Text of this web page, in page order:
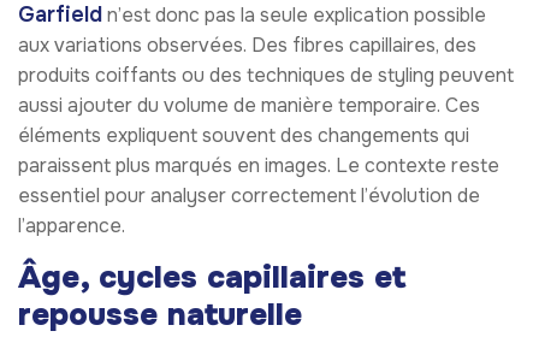
Garfieldn’est donc pas la seule explication possible
aux variations observées. Des fibres capillaires, des
produits coiffants ou des techniques de styling peuvent
aussi ajouter du volume de manière temporaire. Ces
éléments expliquent souvent des changements qui
paraissent plus marqués en images. Le contexte reste
essentiel pour analyser correctement l’évolution de
l’apparence.
Âge, cycles capillaires et
repousse naturelle